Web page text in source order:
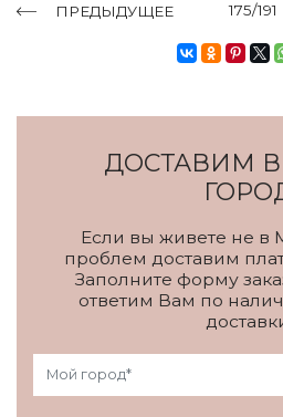
ПРЕДЫДУЩЕЕ 175/191
ДОСТАВИМ
Если вы живете не в
проблем доставим
Заполните форму
ответим Вам по